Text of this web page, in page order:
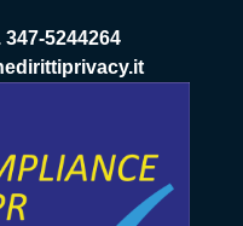
347-5244264